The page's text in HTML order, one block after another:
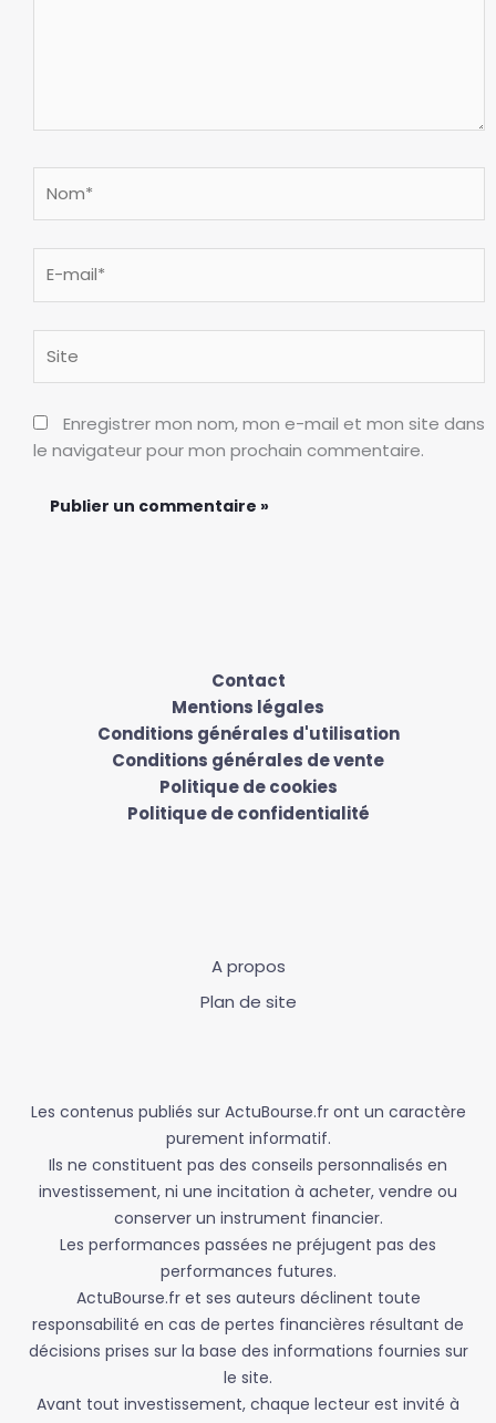
mail*
Enregistrer mon nom, mon e-mail et mon site dans
le navigateur pour mon prochain commentaire.
Contact
Mentions légales
Conditions générales d'utilisation
Conditions générales de vente
Politique de cookies
Politique de confidentialité
A propos
Plan de site
Les contenus publiés sur ActuBourse.fr ont un caractère
purement informatif.
Ils ne constituent pas des conseils personnalisés en
investissement, ni une incitation à acheter, vendre ou
conserver un instrument financier.
Les performances passées ne préjugent pas des
performances futures.
ActuBourse.fr et ses auteurs déclinent toute
responsabilité en cas de pertes financières résultant de
décisions prises sur la base des informations fournies sur
le site.
Avant tout investissement, chaque lecteur est invité à